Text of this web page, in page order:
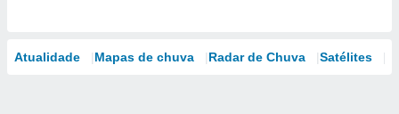
Atualidade Mapas de chuva Radar de Chuva Satélites